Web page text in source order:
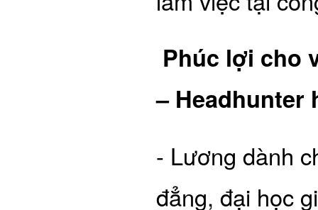
Phúc lợi cho
– Headhunter
- Lương dành
đẳng, đại học